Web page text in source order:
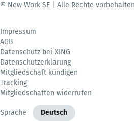
© New Work SE | Alle Rechte vorbehalten
Impressum
AGB
Datenschutz bei XING
Datenschutzerklärung
Mitgliedschaft kündigen
Tracking
Mitgliedschaften widerrufen
Sprache Deutsch